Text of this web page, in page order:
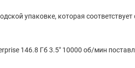
упаковке, которая соответствует
146.8 Гб 3.5" 10000 об/мин